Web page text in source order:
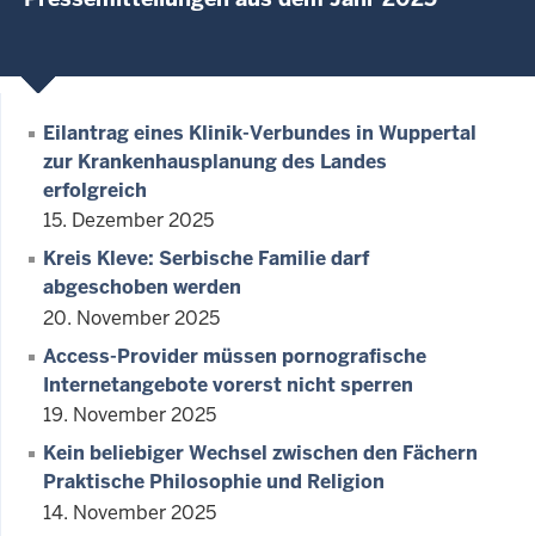
Eilantrag eines Klinik-Verbundes in Wuppertal
zur Krankenhausplanung des Landes
erfolgreich
15. Dezember 2025
Kreis Kleve: Serbische Familie darf
abgeschoben werden
20. November 2025
Access-Provider müssen pornografische
Internetangebote vorerst nicht sperren
19. November 2025
Kein beliebiger Wechsel zwischen den Fächern
Praktische Philosophie und Religion
14. November 2025